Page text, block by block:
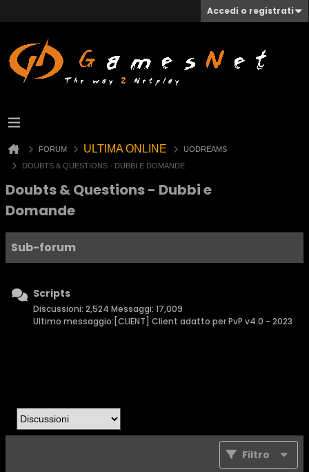
Accedi o registrati
FORUM ULTIMA ONLINE
UODREAMS
DOUBTS & QUESTIONS - DUBBI E DOMANDE
Doubts & Questions - Dubbi e
Domande
Sub-forum
Scripts
Discussioni: 2,524 Messaggi: 17,009
Ultimo messaggio: [CLIENT] Client adatto per PvP v4.0 - 2023
Filtro